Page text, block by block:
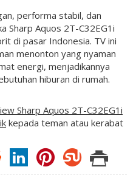
performa stabil, dan
Sharp Aquos 2T-C32EG1i
di pasar Indonesia. TV ini
menonton yang nyaman
energi, menjadikannya
hiburan di rumah.
Sharp Aquos 2T-C32EG1i
kepada teman atau kerabat